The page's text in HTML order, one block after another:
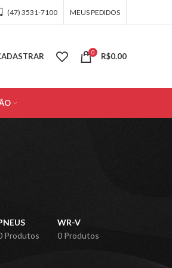
(47) 3531-7100 MEUS PEDIDOS
0 R$0.00
Produtos
WR-V
0 Produtos